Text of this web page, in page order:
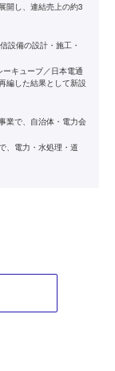
開し、連結売上の約3
設備の設計・施工・
キューブ／日本電通
編した結果として新設
業で、自治体・電力会
、電力・水処理・道